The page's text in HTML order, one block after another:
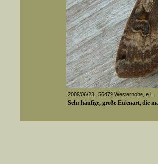
2009/06/23, 56479 Westernohe, e.l.
Sehr häufige, große Eulenart, die